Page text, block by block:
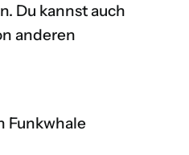
Du kannst auch
anderen
Funkwhale